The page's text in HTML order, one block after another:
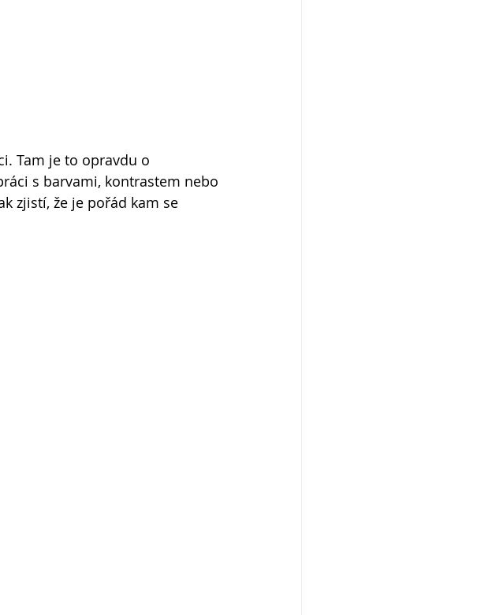
Tam je to opravdu o
s barvami, kontrastem nebo
zjistí, že je pořád kam se